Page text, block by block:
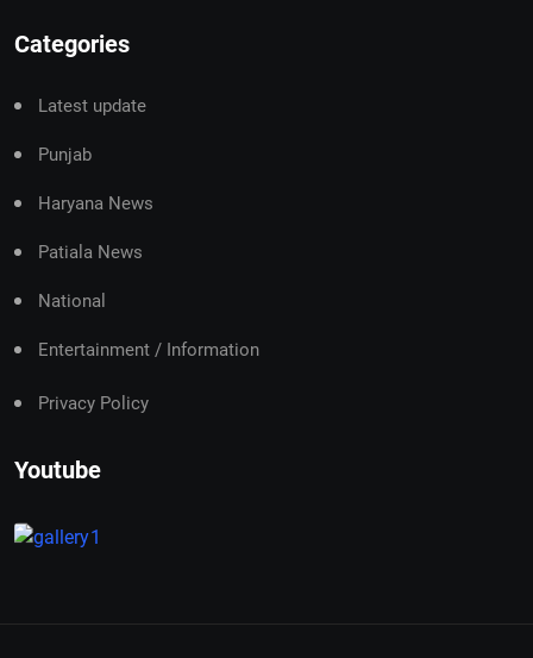
Categories
Latest update
Punjab
Haryana News
Patiala News
National
Entertainment / Information
Privacy Policy
Youtube